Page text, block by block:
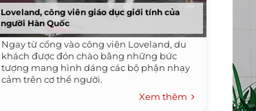
Loveland, công viên giáo dục giới tính của
người Hàn Quốc
Ngay từ cổng vào công viên Loveland, du
khách được đón chào bằng những bức
tượng mang hình dáng các bộ phận nhạy
cảm trên cơ thể người.
Xem thêm